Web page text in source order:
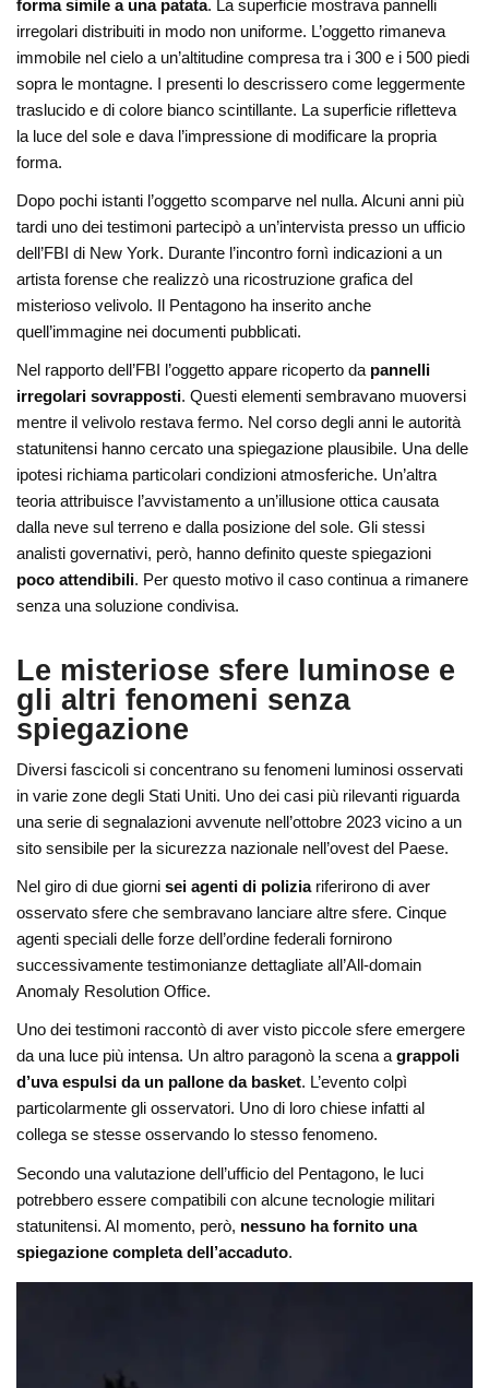
forma simile a una patata. La superficie mostrava pannelli
irregolari distribuiti in modo non uniforme. L’oggetto rimaneva
immobile nel cielo a un’altitudine compresa tra i 300 e i 500 piedi
sopra le montagne. I presenti lo descrissero come leggermente
traslucido e di colore bianco scintillante. La superficie rifletteva
la luce del sole e dava l’impressione di modificare la propria
forma.
Dopo pochi istanti l’oggetto scomparve nel nulla. Alcuni anni più
tardi uno dei testimoni partecipò a un’intervista presso un ufficio
dell’FBI di New York. Durante l’incontro fornì indicazioni a un
artista forense che realizzò una ricostruzione grafica del
misterioso velivolo. Il Pentagono ha inserito anche
quell’immagine nei documenti pubblicati.
Nel rapporto dell’FBI l’oggetto appare ricoperto da pannelli
irregolari sovrapposti. Questi elementi sembravano muoversi
mentre il velivolo restava fermo. Nel corso degli anni le autorità
statunitensi hanno cercato una spiegazione plausibile. Una delle
ipotesi richiama particolari condizioni atmosferiche. Un’altra
teoria attribuisce l’avvistamento a un’illusione ottica causata
dalla neve sul terreno e dalla posizione del sole. Gli stessi
analisti governativi, però, hanno definito queste spiegazioni
poco attendibili. Per questo motivo il caso continua a rimanere
senza una soluzione condivisa.
Le misteriose sfere luminose e
gli altri fenomeni senza
spiegazione
Diversi fascicoli si concentrano su fenomeni luminosi osservati
in varie zone degli Stati Uniti. Uno dei casi più rilevanti riguarda
una serie di segnalazioni avvenute nell’ottobre 2023 vicino a un
sito sensibile per la sicurezza nazionale nell’ovest del Paese.
Nel giro di due giornisei agenti di poliziariferirono di aver
osservato sfere che sembravano lanciare altre sfere. Cinque
agenti speciali delle forze dell’ordine federali fornirono
successivamente testimonianze dettagliate all’All-domain
Anomaly Resolution Office.
Uno dei testimoni raccontò di aver visto piccole sfere emergere
da una luce più intensa. Un altro paragonò la scena agrappoli
d’uva espulsi da un pallone da basket. L’evento colpì
particolarmente gli osservatori. Uno di loro chiese infatti al
collega se stesse osservando lo stesso fenomeno.
Secondo una valutazione dell’ufficio del Pentagono, le luci
potrebbero essere compatibili con alcune tecnologie militari
statunitensi. Al momento, però, nessuno ha fornito una
spiegazione completa dell’accaduto.